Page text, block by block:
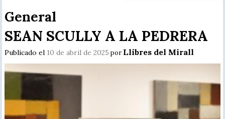
General
SEAN SCULLY A LA PEDRERA
Publicado el 10 de abril de 2025 porLlibres del Mirall